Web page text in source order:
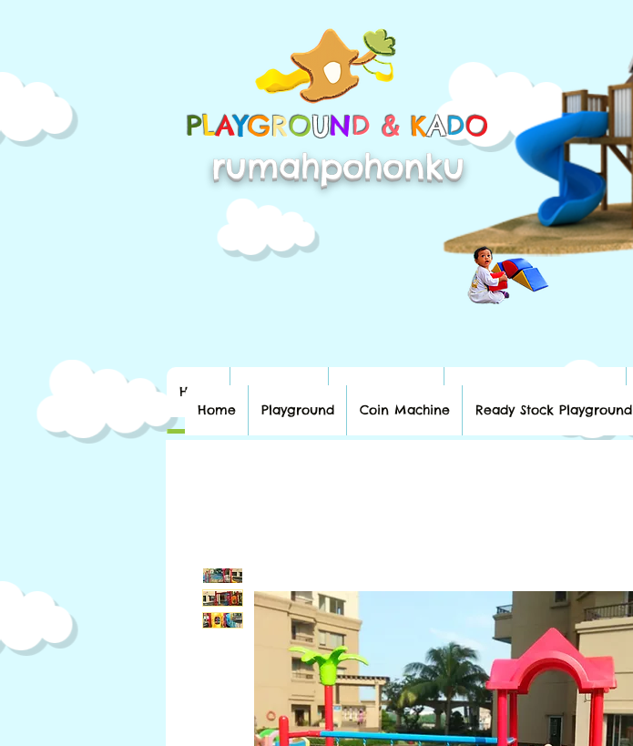
PLAYGROUND & KADO
rumahpohonku
Home
Home Playground Coin Machine Ready Stock Playground